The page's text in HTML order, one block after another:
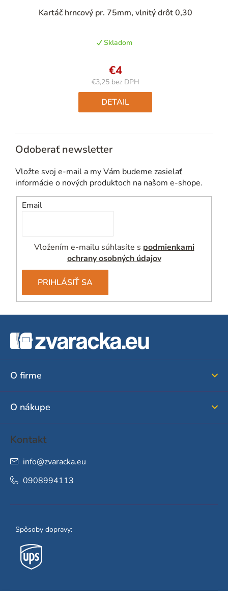
Kartáč hrncový pr. 75mm, vlnitý drôt 0,30
Skladom
€4
€3,25 bez DPH
Jednotková
cena:
DETAIL
Odoberať newsletter
Vložte svoj e-mail a my Vám budeme zasielať
informácie o nových produktoch na našom e-shope.
Email
Vložením e-mailu súhlasíte s podmienkami
ochrany osobných údajov
PRIHLÁSIŤ SA
O firme
O nákupe
Kontakt
info@zvaracka.eu
0908994113
Spôsoby dopravy: